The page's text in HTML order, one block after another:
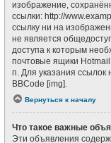
изображение,
ссылки: http://
ссылку ни на
не является
доступа к которым
почтовые ящики
п. Для указания ссылок
BBCode [img].
Вернуться к началу
Что такое важные
Эти объявления